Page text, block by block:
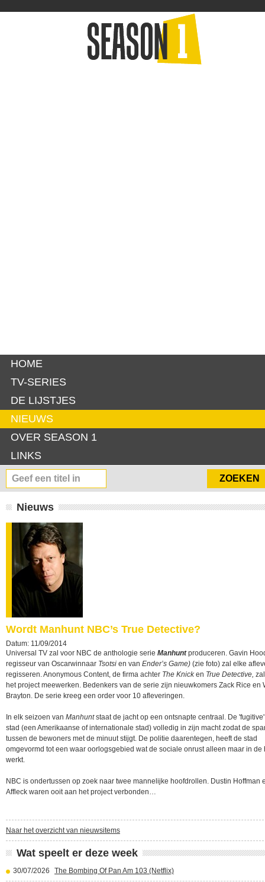
HOME
TV-SERIES
DE LIJSTJES
NIEUWS
OVER SEASON 1
LINKS
Nieuws
Wordt Manhunt NBC’s True Detective?
Datum: 11/09/2014
Universal TV zal voor NBC de anthologie serie Manhuntproduceren. Gavin
regisseur van Oscarwinnaar Tsotsi en van Ender’s Game) (zie foto) zal elke
regisseren. Anonymous Content, de firma achter The Knicken True Detective,
het project meewerken. Bedenkers van de serie zijn nieuwkomers Zack Rice en
Brayton. De serie kreeg een order voor 10 afleveringen.
In elk seizoen van Manhuntstaat de jacht op een ontsnapte centraal. De
stad (een Amerikaanse of internationale stad) volledig in zijn macht zodat de
tussen de bewoners met de minuut stijgt. De politie daarentegen, heeft de stad
omgevormd tot een waar oorlogsgebied wat de sociale onrust alleen maar in de
werkt.
NBC is ondertussen op zoek naar twee mannelijke hoofdrollen. Dustin Hoffman
Affleck waren ooit aan het project verbonden…
Naar het overzicht van nieuwsitems
Wat speelt er deze week
30/07/2026 The Bombing Of Pan Am 103 (Netflix)